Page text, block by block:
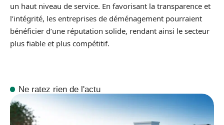
un haut niveau de service. En favorisant la transparence et
l’intégrité, les entreprises de déménagement pourraient
bénéficier d’une réputation solide, rendant ainsi le secteur
plus fiable et plus compétitif.
Ne ratez rien de l'actu